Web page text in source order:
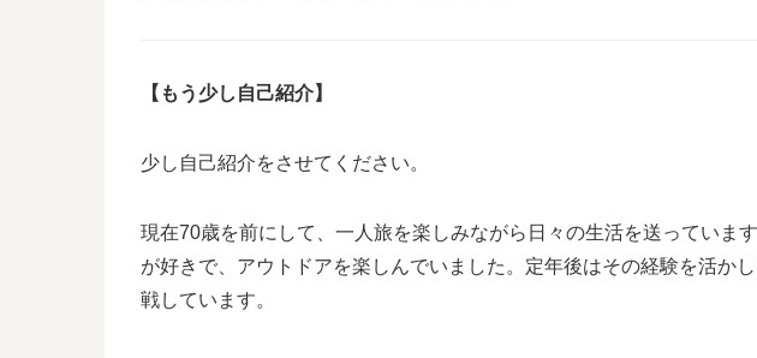
【もう少し自己紹介】
少し自己紹介をさせてください。
現在70歳を前にして、一人旅を楽しみながら日々の生活を送っていま
が好きで、アウトドアを楽しんでいました。定年後はその経験を活か
戦しています。